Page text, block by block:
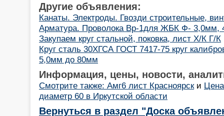
Другие объявления:
Канаты. Электроды. Гвозди строительные,
Арматура. Проволока Вр-1для ЖБК Ф-
Закупаем круг стальной, поковка, лист Х/К Г/К
Круг сталь 30ХГСА ГОСТ 7417-75 круг
5,0мм до 80мм
Информация, цены, новости,
Смотрите также: Амг6 лист Красноярски
диаметр 60 в Иркутской области
Вернуться в раздел "Доска